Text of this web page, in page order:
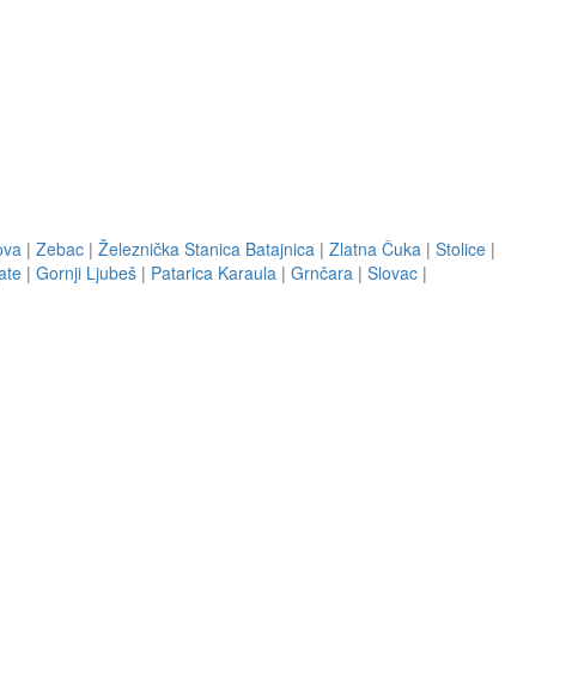
| Zebac | Železnička Stanica Batajnica | Zlatna Čuka | Stolice |
| Gornji Ljubeš | Patarica Karaula | Grnčara | Slovac |